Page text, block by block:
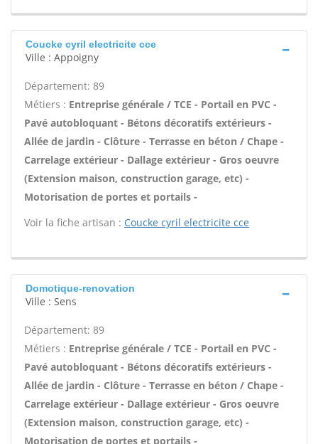
Coucke cyril electricite cce
Ville : Appoigny
Département: 89
Métiers : Entreprise générale / TCE - Portail en PVC -
Pavé autobloquant - Bétons décoratifs extérieurs -
Allée de jardin - Clôture - Terrasse en béton / Chape -
Carrelage extérieur - Dallage extérieur - Gros oeuvre
(Extension maison, construction garage, etc) -
Motorisation de portes et portails -
Voir la fiche artisan : Coucke cyril electricite cce
Domotique-renovation
Ville : Sens
Département: 89
Métiers : Entreprise générale / TCE - Portail en PVC -
Pavé autobloquant - Bétons décoratifs extérieurs -
Allée de jardin - Clôture - Terrasse en béton / Chape -
Carrelage extérieur - Dallage extérieur - Gros oeuvre
(Extension maison, construction garage, etc) -
Motorisation de portes et portails -